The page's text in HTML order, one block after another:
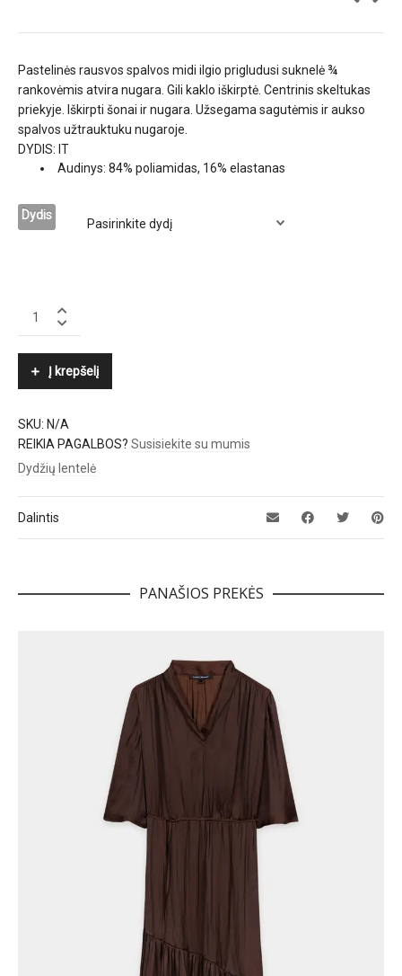
Pastelinės rausvos spalvos midi ilgio prigludusi suknelė ¾
rankovėmis atvira nugara. Gili kaklo iškirptė. Centrinis skeltukas
priekyje. Iškirpti šonai ir nugara. Užsegama sagutėmis ir aukso
spalvos užtrauktuku nugaroje.
DYDIS: IT
Audinys: 84% poliamidas, 16% elastanas
Dydis
ELISABETTA
FRANCHI
Į krepšelį
SKU: N/A
REIKIA PAGALBOS? Susisiekite su mumis
Dydžių lentelė
Dalintis
PANAŠIOS PREKĖS